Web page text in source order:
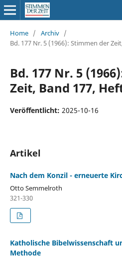
Home / Archiv /
Bd. 177 Nr. 5 (1966): Stimmen der
Bd. 177 Nr. 5
Zeit, Band 177,
Veröffentlicht: 2025-10-16
Artikel
Nach dem Konzil - erneuerte
Otto Semmelroth
321-330
Katholische Bibelwissenschaft
Methode